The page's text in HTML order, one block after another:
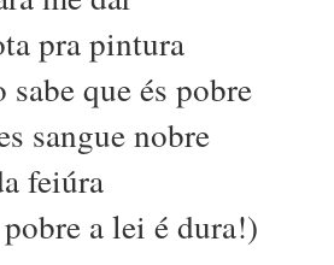
pra pintura
que és pobre
sangue nobre
feiúra
a lei é dura!)